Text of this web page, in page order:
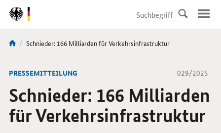
DirektZu:
Navigation
Sie
hier:
Aktuelle
Schnieder: 166 Milliarden für Verkehrsinfrastruktur
PRESSEMITTEILUNG 029/2025
Schnieder: 166 Milliarden
für Verkehrsinfrastruktur